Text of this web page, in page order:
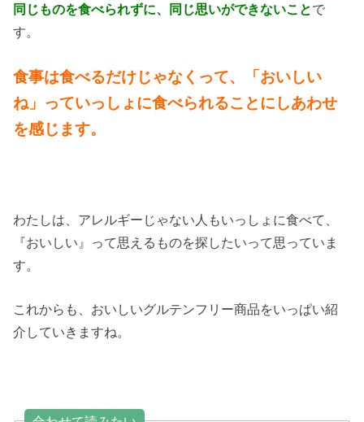
同じものを食べられずに、同じ思いができないことで
す。
食事は食べるだけじゃなくって、「おいしい
ね」っていっしょに食べられることにしあわせ
を感じます。
わたしは、アレルギーじゃない人もいっしょに食べて、
『おいしい』って思えるものを探したいって思っていま
す。
これからも、おいしいグルテンフリー商品をいっぱい紹
介していきますね。